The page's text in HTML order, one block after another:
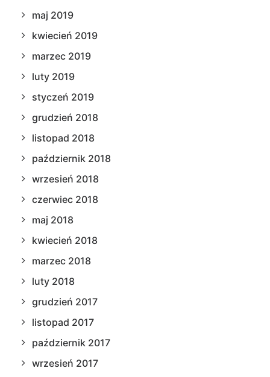
maj 2019
kwiecień 2019
marzec 2019
luty 2019
styczeń 2019
grudzień 2018
listopad 2018
październik 2018
wrzesień 2018
czerwiec 2018
maj 2018
kwiecień 2018
marzec 2018
luty 2018
grudzień 2017
listopad 2017
październik 2017
wrzesień 2017